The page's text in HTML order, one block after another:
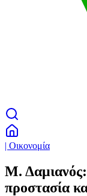
| Οικονομία
Μ.
προστασία